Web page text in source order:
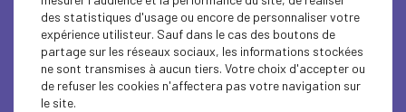
réforme ne réintroduit
pas le bonus-malus
des statistiques d'usage ou encore de personnaliser votre
expérience utilisteur. Sauf dans le cas des boutons de
partage sur les réseaux sociaux, les informations stockées
ne sont transmises à aucun tiers. Votre choix d'accepter ou
de refuser les cookies n'affectera pas votre navigation sur
le site.